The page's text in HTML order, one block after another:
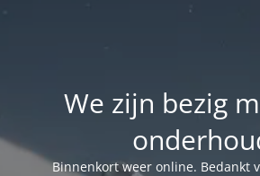
We zijn bezig
Binnenkort weer online. Bedankt